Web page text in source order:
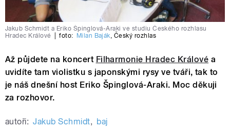
Jakub Schmidt a Eriko Špinglová-Araki ve studiu Českého rozhlasu
Hradec Králové
foto: Milan Baják, Český rozhlas
Až půjdete na koncert Filharmonie Hradec Králové a
uvidíte tam violistku s japonskými rysy ve tváři, tak to
je náš dnešní host Eriko Špinglová-Araki. Moc děkuji
za rozhovor.
autoři: Jakub Schmidt, baj